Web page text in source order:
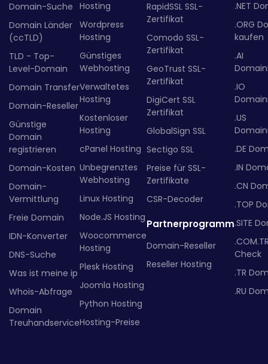
Domain-Suche
Domain Länder
(ccTLD)
TLD - Top-
Level-Domain
Domain Transfer
Domain-Reseller
Günstige
Domain
registrieren
Domain-Kosten
Domain-
Vermittlung
Freie Domain
IDN-Konverter
DNS-Suche
Was ist meine ip
Whois-Abfrage
Domain
Treuhandservice
Hosting
Wordpress
Hosting
Günstiges
Webhosting
Verwaltetes
Hosting
Kostenloser
Hosting
cPanel Hosting
Unbegrenztes
Webhosting
Linux Hosting
Node.JS Hosting
Woocommerce
Hosting
Plesk Hosting
Joomla Hosting
Python Hosting
Hosting-Preise
RapidSSL SSL-
Zertifikat
Comodo SSL-
Zertifikat
GeoTrust SSL-
Zertifikat
DigiCert SSL
Zertifikat
GlobalSign SSL
Sectigo SSL
Preise für SSL-
Zertifikate
CSR-Decoder
Partnerprogramm
Domain-Reseller
Reseller Hosting
.NET
.ORG
kaufen
.AI
.IO
.US
.DE
.IN
.CN
.TOP
.SITE
Check
.TR
.RU